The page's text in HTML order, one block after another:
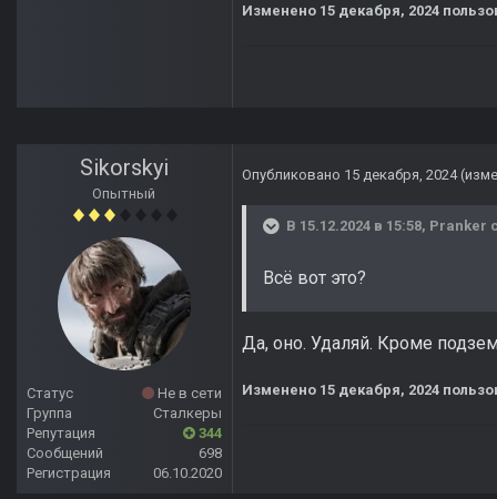
Изменено 15 декабря, 2024
Sikorskyi
Опытный
Статус
Не в сети
Группа
Сталкеры
Репутация
344
Сообщений
698
Регистрация
06.10.2020
Опубликовано 15 декабря, 2024
В 15.12.2024 в 15:58, Pranker
Всё вот это?
Да, оно. Удаляй. Кроме
Изменено 15 декабря, 2024